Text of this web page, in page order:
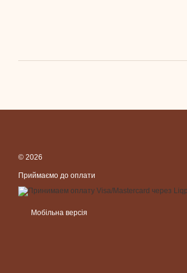
© 2026
Приймаємо до оплати
Мобільна версія